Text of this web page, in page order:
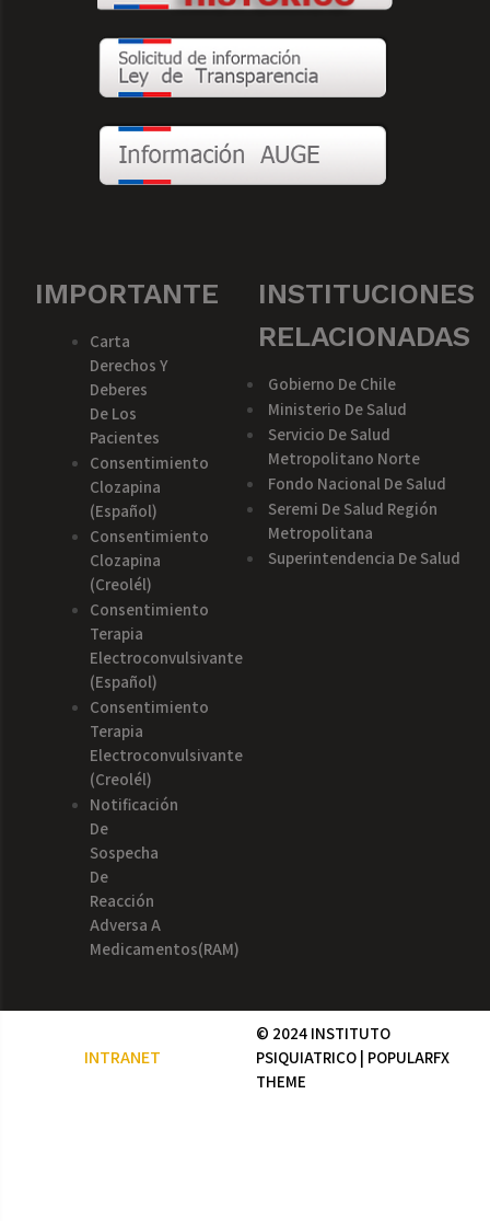
IMPORTANTE
Carta
Derechos Y
Deberes
De Los
Pacientes
Consentimiento
Clozapina
(español)
Consentimiento
Clozapina
(creolél)
Consentimiento
Terapia
Electroconvulsivante
(español)
Consentimiento
Terapia
Electroconvulsivante
(creolél)
Notificación
De
Sospecha
De
Reacción
Adversa A
Medicamentos(RAM)
INSTITUCIONES
RELACIONADAS
Gobierno De Chile
Ministerio De Salud
Servicio De Salud
Metropolitano Norte
Fondo Nacional De Salud
Seremi De Salud Región
Metropolitana
Superintendencia De Salud
INTRANET
© 2024 INSTITUTO
PSIQUIATRICO | POPULARFX
THEME